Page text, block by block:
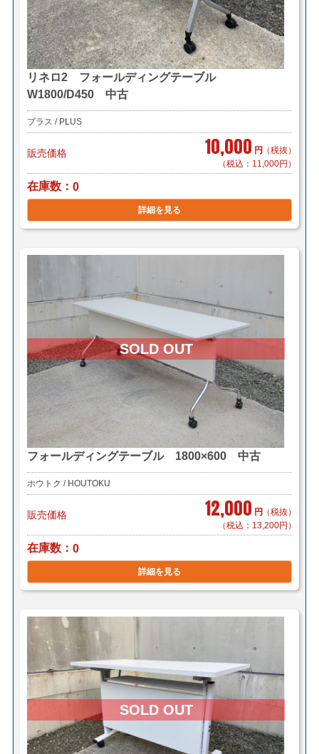
リネロ2 フォールディングテーブル
W1800/D450 中古
プラス / PLUS
販売価格 10,000 円 （税抜）
（税込：11,000円）
在庫数 0
詳細を見る
フォールディングテーブル 1800×600 中古
ホウトク / HOUTOKU
販売価格 12,000 円 （税抜）
（税込：13,200円）
在庫数 0
詳細を見る